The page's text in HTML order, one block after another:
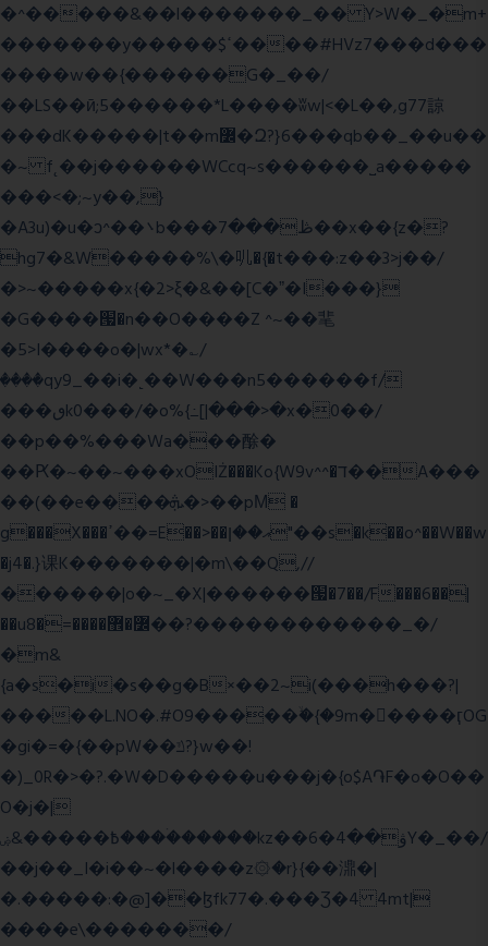
�^�����&��l�������_�� Y>W�_�m+
�������y�����$ߵ����#HVz7���d���
����w��{������G�_��/
��LS��ӣ;5������*L����ʬw|<�L��,g77諒
���dK�����|t��m߼�Զ?}6���qb��_��u��
�~ f˛��j������WCcq~s������˽a�����
���<�;~y��,}
�A3u)�u�ͻ^��܌b���ڟ���7��x��{z�?
hg7�&W�����%\�䶷�{�t���:z��3>j��/
�>~�����x{�2>ξ�&��[C�ˮ�I���}
�G����՗�n��O����Z ^~��靟
�5>I����o�|wx*�؎/
����qy9_��i�˻��W���n5������f/
���ٯk0���/�o%{߸[|���>�x�0��/
��p��%���Wa���酴�
��Ԗ�~��~���xOIŻ���Ko{W9v^^�ד��A���
��(��e����ܞ�>��pΜ �
g���X���ߴ��=E��>��އ��ן"��s�k��o^��W��w
�j4�.}课K�������|�m\��Q,//
������|o�~_�X|������՗�7��/F���6��|
��u8�=����߼�޾��?������������_�/
�m&
{a�s�i�s��g�B×��2~i(���h���?|
�����L.NO�.#O9�����ۙ�{�9m��ً���ӷOG
�gi�=�{��pW��ݿ?}w��!
�)_0R�>�?.�W�D�����u���j�{o$A֏F�o�O��
O�j�|
߿�����&ۻ����ۛ�����kz��ۋ��4�6Y�_��/
��j��_I�i��~�l����z۞�r}{��濎�|
�.�����:�@]��ɮfk77�.���Ʒ�4 4mt|
����e\�������/